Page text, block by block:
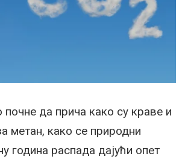
почне да прича како су краве и
метан, како се природни
година распада дајући опет